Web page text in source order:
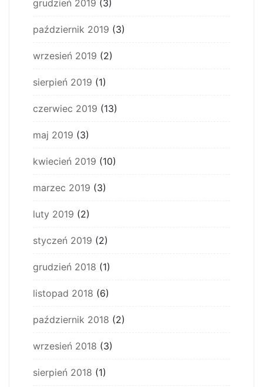
grudzień 2019 (3)
październik 2019 (3)
wrzesień 2019 (2)
sierpień 2019 (1)
czerwiec 2019 (13)
maj 2019 (3)
kwiecień 2019 (10)
marzec 2019 (3)
luty 2019 (2)
styczeń 2019 (2)
grudzień 2018 (1)
listopad 2018 (6)
październik 2018 (2)
wrzesień 2018 (3)
sierpień 2018 (1)